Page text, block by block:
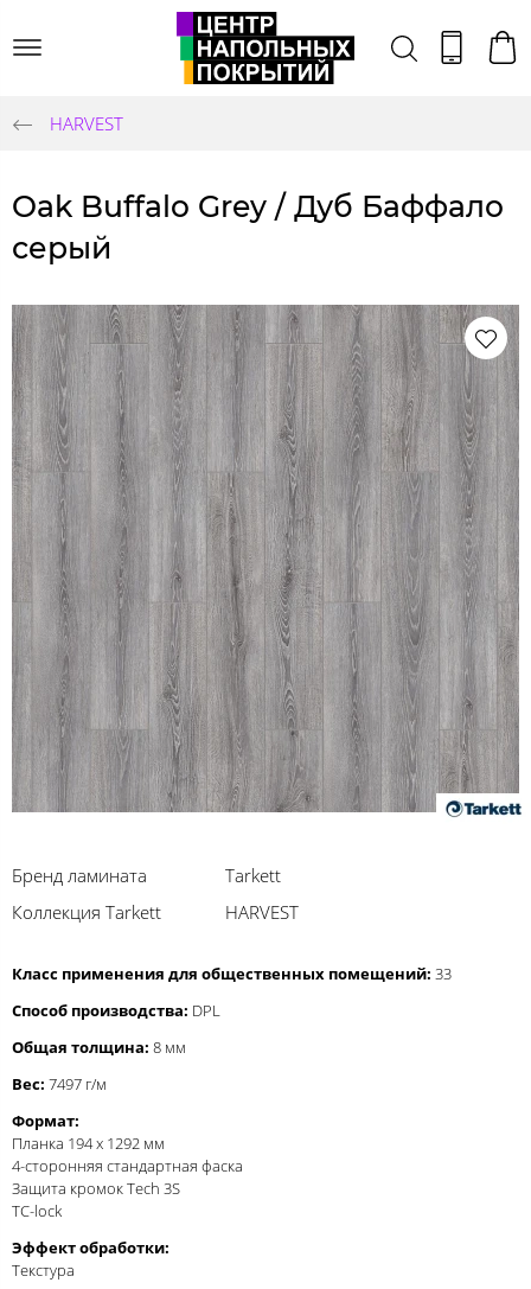
HARVEST
Oak Buffalo Grey / Дуб Баффало
серый
Бренд ламината
Tarkett
Коллекция Tarkett
HARVEST
Класс применения для общественных помещений: 33
Способ производства: DPL
Общая толщина: 8 мм
Вес: 7497 г/м
Формат:
Планка 194 x 1292 мм
4-сторонняя стандартная фаска
Защита кромок Tech 3S
TC-lock
Эффект обработки:
Текстура